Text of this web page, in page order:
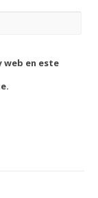
web en este